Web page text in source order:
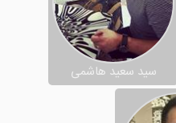
سید سعید هاشمی